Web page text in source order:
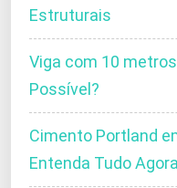
Estruturais
Viga com 10
Possível?
Cimento Portland
Entenda Tudo Agora